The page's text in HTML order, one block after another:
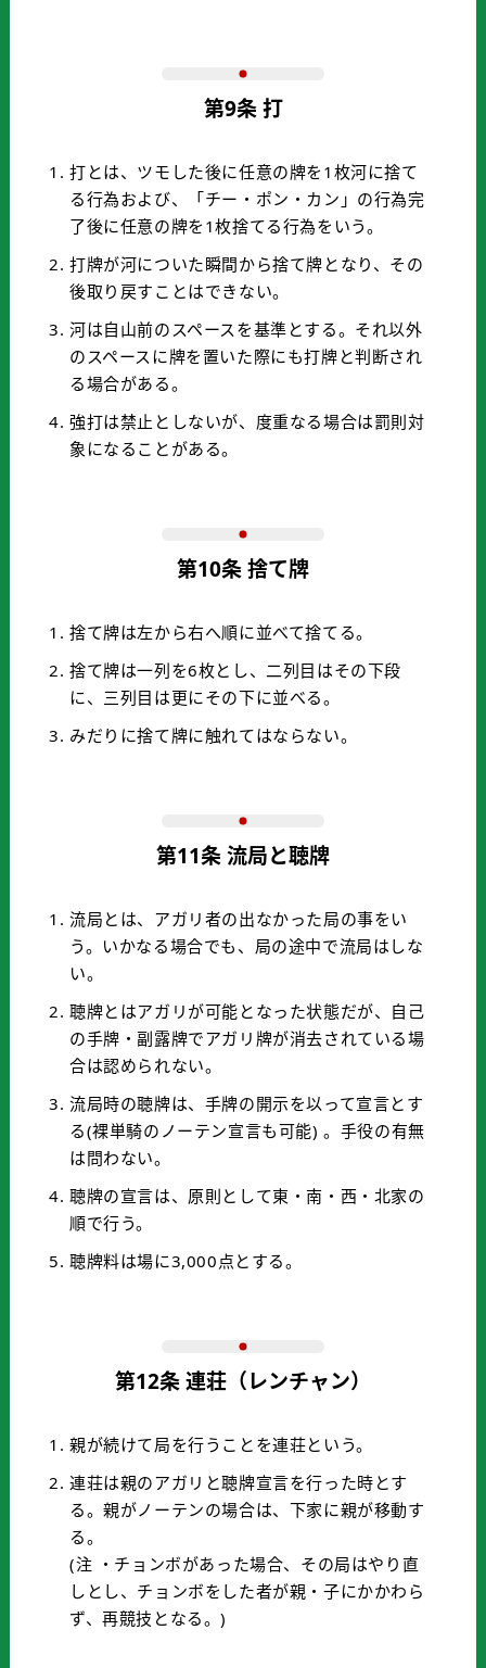
第9条 打
打とは、ツモした後に任意の牌を1枚河に捨て
る行為および、「チー・ポン・カン」の行為完
了後に任意の牌を1枚捨てる行為をいう。
打牌が河についた瞬間から捨て牌となり、その
後取り戻すことはできない。
河は自山前のスペースを基準とする。それ以外
のスペースに牌を置いた際にも打牌と判断され
る場合がある。
強打は禁止としないが、度重なる場合は罰則対
象になることがある。
第10条 捨て牌
捨て牌は左から右へ順に並べて捨てる。
捨て牌は一列を6枚とし、二列目はその下段
に、三列目は更にその下に並べる。
みだりに捨て牌に触れてはならない。
第11条 流局と聴牌
流局とは、アガリ者の出なかった局の事をい
う。いかなる場合でも、局の途中で流局はしな
い。
聴牌とはアガリが可能となった状態だが、自己
の手牌・副露牌でアガリ牌が消去されている場
合は認められない。
流局時の聴牌は、手牌の開示を以って宣言とす
る(裸単騎のノーテン宣言も可能) 。手役の有無
は問わない。
聴牌の宣言は、原則として東・南・西・北家の
順で行う。
聴牌料は場に3,000点とする。
第12条 連荘（レンチャン）
親が続けて局を行うことを連荘という。
連荘は親のアガリと聴牌宣言を行った時とす
る。親がノーテンの場合は、下家に親が移動す
る。
(注 ・チョンボがあった場合、その局はやり直
しとし、チョンボをした者が親・子にかかわら
ず、再競技となる。)